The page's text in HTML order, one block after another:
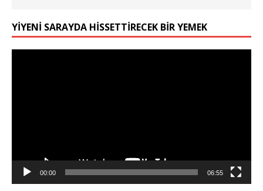
YIYENI SARAYDA HISSETTIRECEK BIR YEMEK
00:00 06:55